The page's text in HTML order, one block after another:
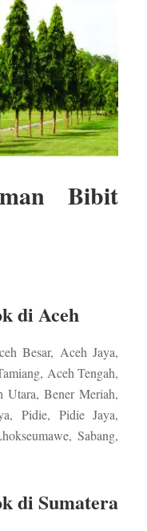
Bibit
di Aceh
Besar, Aceh Jaya,
Aceh Tengah,
Utara, Bener Meriah,
Pidie, Pidie Jaya,
Sabang,
di Sumatera